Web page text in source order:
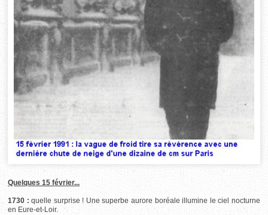
Quelques 15 février...
1730 : quelle surprise ! Une superbe aurore boréale illumine le ciel nocturne
en Eure-et-Loir.